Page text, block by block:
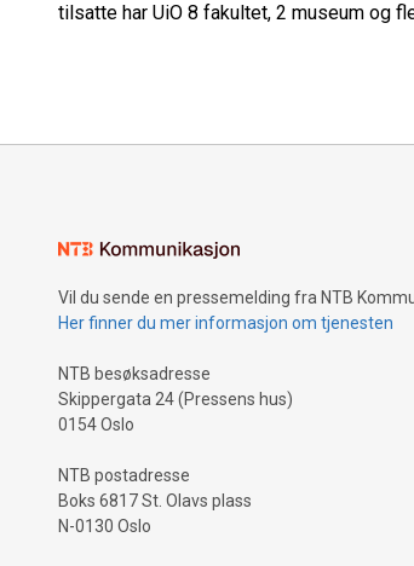
tilsatte har UiO 8 fakultet, 2 museum og
Vil du sende en pressemelding fra NTB
Her finner du mer informasjon om tjenesten
NTB besøksadresse
Skippergata 24 (Pressens hus)
0154 Oslo
NTB postadresse
Boks 6817 St. Olavs plass
N-0130 Oslo